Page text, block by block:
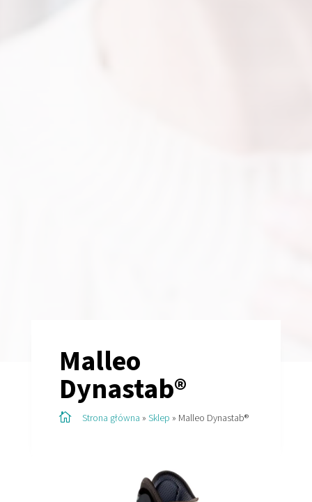
Malleo
Dynastab®
 Strona główna » Sklep » Malleo Dynastab®